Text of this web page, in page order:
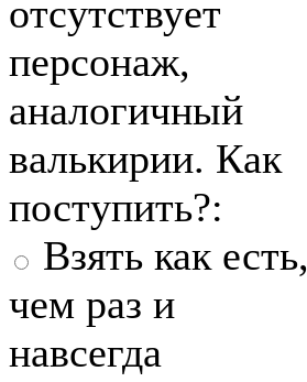
отсутствует
персонаж,
аналогичный
валькирии. Как
поступить?:
Взять как есть,
чем раз и
навсегда